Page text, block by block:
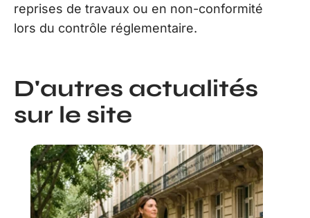
reprises de travaux ou en non-conformité
lors du contrôle réglementaire.
D'autres actualités
sur le site